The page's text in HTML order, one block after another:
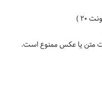
۲۰ )
متن يا عكس ممنوع است.